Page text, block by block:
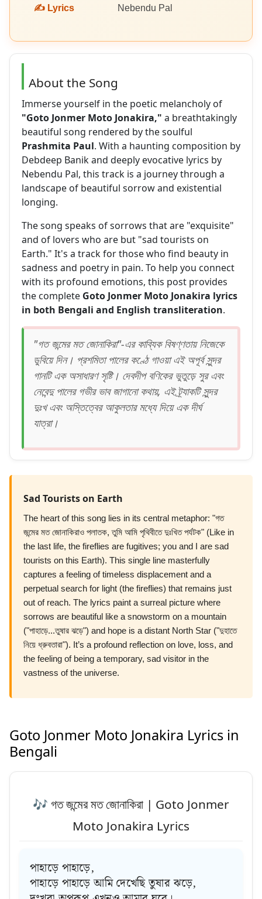
✍️ Lyrics Nebendu Pal
About the Song
Immerse yourself in the poetic melancholy of
"Goto Jonmer Moto Jonakira," a breathtakingly
beautiful song rendered by the soulful
Prashmita Paul. With a haunting composition by
Debdeep Banik and deeply evocative lyrics by
Nebendu Pal, this track is a journey through a
landscape of beautiful sorrow and existential
longing.
The song speaks of sorrows that are "exquisite"
and of lovers who are but "sad tourists on
Earth." It's a track for those who find beauty in
sadness and poetry in pain. To help you connect
with its profound emotions, this post provides
the complete Goto Jonmer Moto Jonakira lyrics
in both Bengali and English transliteration.
"গত জন্মের মত জোনাকিরা"-এর কাব্যিক বিষণ্ণতায় নিজেকে
ডুবিয়ে দিন। প্রশমিতা পালের কণ্ঠে গাওয়া এই অপূর্ব সুন্দর
গানটি এক অসাধারণ সৃষ্টি। দেবদীপ বণিকের ভুতুড়ে সুর এবং
নেবেন্দু পালের গভীর ভাব জাগানো কথায়, এই ট্র্যাকটি সুন্দর
দুঃখ এবং অস্তিত্বের আকুলতার মধ্যে দিয়ে এক দীর্ঘ
যাত্রা।
Sad Tourists on Earth
The heart of this song lies in its central metaphor: "গত
জন্মের মত জোনাকিরাও পলাতক, তুমি আমি পৃথিবীতে দুঃখিত পর্যটক" (Like in
the last life, the fireflies are fugitives; you and I are sad
tourists on this Earth). This single line masterfully
captures a feeling of timeless displacement and a
perpetual search for light (the fireflies) that remains just
out of reach. The lyrics paint a surreal picture where
sorrows are beautiful like a snowstorm on a mountain
("পাহাড়ে...তুষার ঝড়ে") and hope is a distant North Star ("দুহাতে
নিয়ে ধ্রুবতারা"). It’s a profound reflection on love, loss, and
the feeling of being a temporary, sad visitor in the
vastness of the universe.
Goto Jonmer Moto Jonakira Lyrics in
Bengali
🎶 গত জন্মের মত জোনাকিরা | Goto Jonmer
Moto Jonakira Lyrics
পাহাড়ে পাহাড়ে,
পাহাড়ে পাহাড়ে আমি দেখেছি তুষার ঝড়ে,